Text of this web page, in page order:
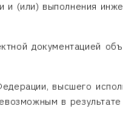
и (или) выполнения
документацией
высшего
в результате